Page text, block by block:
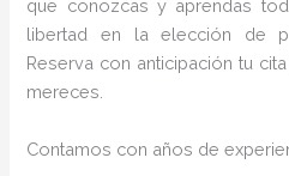
que conozcas y aprendas
libertad en la elección de
Reserva con anticipación tu
mereces.
Contamos con años de